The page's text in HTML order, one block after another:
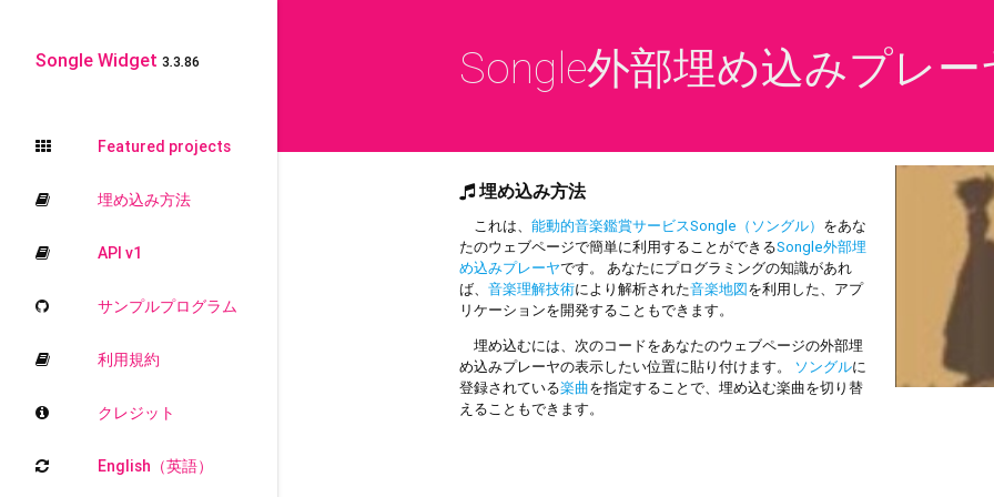
Songle Widget 3.3.86
Featured projects
埋め込み方法
API v1
サンプルプログラム
利用規約
クレジット
English（英語）
Songle外部埋め込みプレー
埋め込み方法
これは、能動的音楽鑑賞サービスSongle（ソングル） をあな
たのウェブページで簡単に利用することができるSongle外部埋
め込みプレーヤです。 あなたにプログラミングの知識があれ
ば、音楽理解技術により解析された音楽地図を利用した、アプ
リケーションを開発することもできます。
埋め込むには、次のコードをあなたのウェブページの外部埋
め込みプレーヤの表示したい位置に貼り付けます。
ソングルに
登録されている楽曲を指定することで、埋め込む楽曲を切り替
えることもできます。